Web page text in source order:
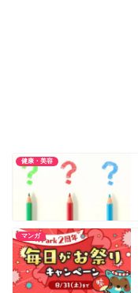
健康・美容
マンガ